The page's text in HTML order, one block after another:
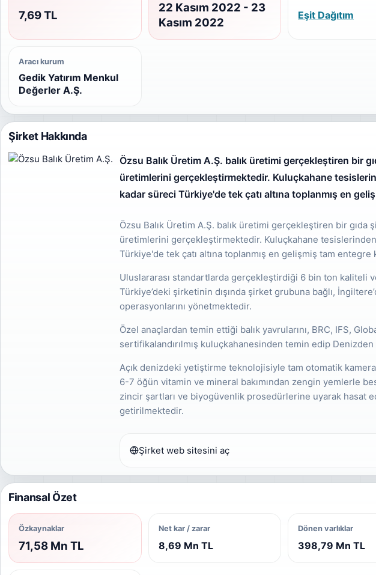
7,69 TL
22 Kasım 2022 - 23
Kasım 2022
Eşit Dağıtım
Aracı kurum
Gedik Yatırım Menkul
Değerler A.Ş.
Şirket Hakkında
Özsu Balık Üretim A.Ş. balık üretimi gerçekleştiren bir
üretimlerini gerçekleştirmektedir. Kuluçkahane
kadar süreci Türkiye'de tek çatı altına toplanmış en
Özsu Balık Üretim A.Ş. balık üretimi gerçekleştiren bir
üretimlerini gerçekleştirmektedir. Kuluçkahane
Türkiye'de tek çatı altına toplanmış en gelişmiş tam entegre
Uluslararası standartlarda gerçekleştirdiği 6 bin ton kaliteli
Türkiye’deki şirketinin dışında şirket grubuna bağlı,
operasyonlarını yönetmektedir.
Özel anaçlardan temin ettiği balık yavrularını, BRC, IFS,
sertifikalandırılmış kuluçkahanesinden temin edip
Açık denizdeki yetiştirme teknolojisiyle tam otomatik
6-7 öğün vitamin ve mineral bakımından zengin yemlerle
zincir şartları ve biyogüvenlik prosedürlerine uyarak hasat
getirilmektedir.
Şirket web sitesini aç
Finansal Özet
Özkaynaklar
71,58 Mn TL
Net kar / zarar
8,69 Mn TL
Dönen varlıklar
398,79 Mn TL